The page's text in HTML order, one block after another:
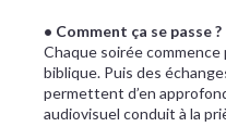
• Comment ça se passe ?
Chaque soirée
biblique. Puis des
permettent d’en
audiovisuel conduit à la